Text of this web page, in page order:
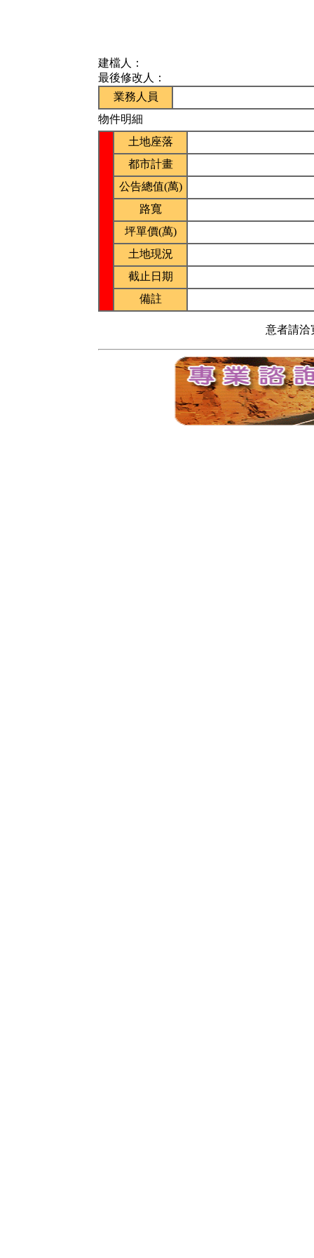
建檔人：
最後修改人：
業務人員
物件明細
土地座落
都市計畫
公告總值(萬)
路寬
坪單價(萬)
土地現況
截止日期
備註
意者請洽